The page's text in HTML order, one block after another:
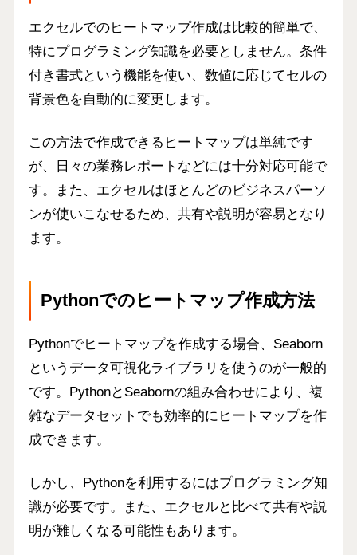
エクセルでのヒートマップ作成は比較的簡単で、
特にプログラミング知識を必要としません。条件
付き書式という機能を使い、数値に応じてセルの
背景色を自動的に変更します。
この方法で作成できるヒートマップは単純です
が、日々の業務レポートなどには十分対応可能で
す。また、エクセルはほとんどのビジネスパーソ
ンが使いこなせるため、共有や説明が容易となり
ます。
Pythonでのヒートマップ作成方法
Pythonでヒートマップを作成する場合、Seaborn
というデータ可視化ライブラリを使うのが一般的
です。PythonとSeabornの組み合わせにより、複
雑なデータセットでも効率的にヒートマップを作
成できます。
しかし、Pythonを利用するにはプログラミング知
識が必要です。また、エクセルと比べて共有や説
明が難しくなる可能性もあります。